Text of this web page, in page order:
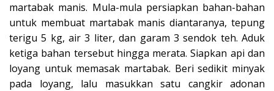
martabak manis. Mula-mula persiapkan bahan-bahan
untuk membuat martabak manis diantaranya, tepung
terigu 5 kg, air 3 liter, dan garam 3 sendok teh. Aduk
ketiga bahan tersebut hingga merata. Siapkan api dan
loyang untuk memasak martabak. Beri sedikit minyak
pada loyang, lalu masukkan satu cangkir adonan